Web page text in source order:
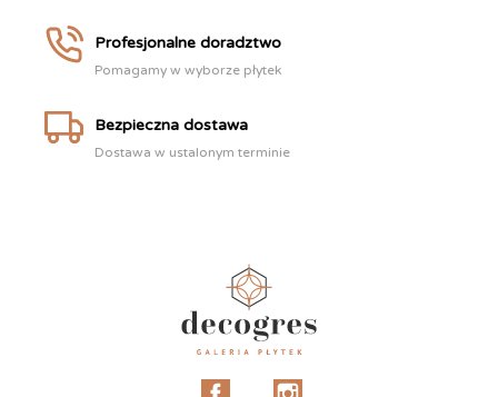
Profesjonalne doradztwo
Pomagamy w wyborze płytek
Bezpieczna dostawa
Dostawa w ustalonym terminie
Facebook